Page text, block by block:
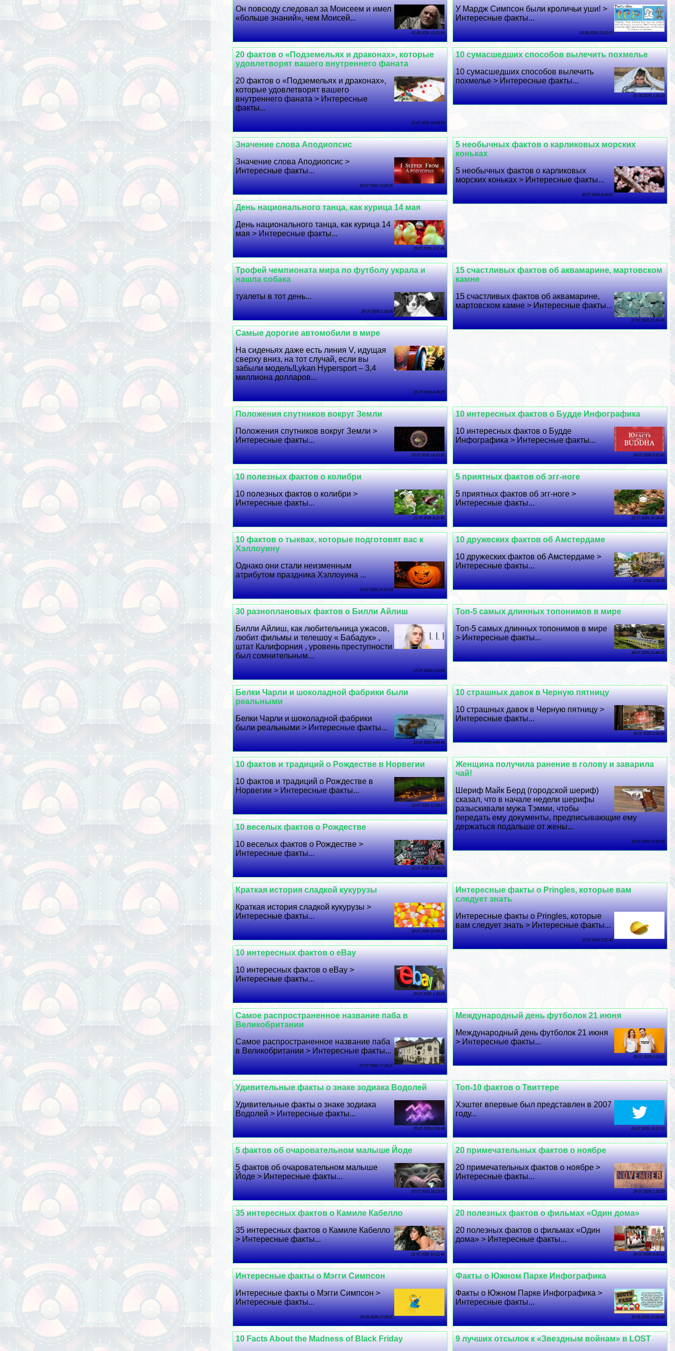
У Мардж Симпсон были кроличьи уши! >
Интересные факты...
03 08 2026 12:10:15
Он повсюду следовал за Моисеем и имел
«больше знаний», чем Моисей...
02 08 2026 12:21:26
10 cyмacшедших способов вылечить похмелье
10 cyмacшедших способов вылечить
похмелье > Интересные факты...
01 08 2026 1:15:33
20 фактов о «Подземельях и дpaконах», которые
удовлетворят вашего внутреннего фаната
20 фактов о «Подземельях и дpaконах»,
которые удовлетворят вашего
внутреннего фаната > Интересные
факты...
31 07 2026 16:39:58
5 необычных фактов о карликовых морских
коньках
5 необычных фактов о карликовых
морских коньках > Интересные факты...
30 07 2026 8:18:52
Значение слова Аподиопсис
Значение слова Аподиопсис >
Интересные факты...
29 07 2026 13:38:35
День национального танца, как курица 14 мая
День национального танца, как курица 14
мая > Интересные факты...
28 07 2026 3:37:46
15 счастливых фактов об аквамарине, мартовском
камне
15 счастливых фактов об аквамарине,
мартовском камне > Интересные факты...
27 07 2026 15:20:46
Трофей чемпионата мира по футболу украла и
нашла собака
туалеты в тот день...
26 07 2026 1:16:56
Самые дорогие автомобили в мире
На сиденьях даже есть линия V, идущая
сверху вниз, на тот случай, если вы
забыли модель!Lykan Hypersport – 3,4
миллиона долларов...
25 07 2026 0:45:26
10 интересных фактов о Будде Инфографика
10 интересных фактов о Будде
Инфографика > Интересные факты...
24 07 2026 9:10:42
Положения спутников вокруг Земли
Положения спутников вокруг Земли >
Интересные факты...
23 07 2026 16:10:26
5 приятных фактов об эгг-ноге
5 приятных фактов об эгг-ноге >
Интересные факты...
22 07 2026 16:38:41
10 полезных фактов о колибри
10 полезных фактов о колибри >
Интересные факты...
21 07 2026 8:15:46
10 дружеских фактов об Амстердаме
10 дружеских фактов об Амстердаме >
Интересные факты...
20 07 2026 0:35:39
10 фактов о тыквах, которые подготовят вас к
Хэллоуину
Однако они стали неизменным
атрибутом праздника Хэллоуина ...
19 07 2026 21:23:43
Топ-5 самых длинных топонимов в мире
Топ-5 самых длинных топонимов в мире
> Интересные факты...
18 07 2026 21:44:32
30 разноплановых фактов о Билли Айлиш
Билли Айлиш, как любительница ужасов,
любит фильмы и телешоу « Бабадук» ,
штат Калифорния , уровень преступности
был сомнительным...
17 07 2026 5:53:45
10 страшных давок в Черную пятницу
10 страшных давок в Черную пятницу >
Интересные факты...
16 07 2026 2:46:58
Белки Чарли и шоколадной фабрики были
реальными
Белки Чарли и шоколадной фабрики
были реальными > Интересные факты...
15 07 2026 4:49:44
Женщина получила ранение в голову и заварила
чай!
Шериф Майк Берд (городской шериф)
сказал, что в начале недели шерифы
разыскивали мужа Тэмми, чтобы
передать ему документы, предписывающие ему
держаться подальше от жены...
14 07 2026 21:50:22
10 фактов и традиций о Рождестве в Норвегии
10 фактов и традиций о Рождестве в
Норвегии > Интересные факты...
13 07 2026 12:59:27
10 веселых фактов о Рождестве
10 веселых фактов о Рождестве >
Интересные факты...
12 07 2026 20:54:25
Интересные факты о Pringles, которые вам
следует знать
Интересные факты о Pringles, которые
вам следует знать > Интересные факты...
11 07 2026 7:21:43
Краткая история сладкой кукурузы
Краткая история сладкой кукурузы >
Интересные факты...
10 07 2026 22:44:29
10 интересных фактов о eBay
10 интересных фактов о eBay >
Интересные факты...
09 07 2026 1:20:25
Международный день футболок 21 июня
Международный день футболок 21 июня
> Интересные факты...
08 07 2026 0:33:29
Самое распространенное название паба в
Великобритании
Самое распространенное название паба
в Великобритании > Интересные факты...
07 07 2026 17:39:21
Топ-10 фактов о Твиттере
Хэштег впервые был представлен в 2007
году...
06 07 2026 13:17:13
Удивительные факты о знаке зодиака Водолей
Удивительные факты о знаке зодиака
Водолей > Интересные факты...
05 07 2026 0:58:48
20 примечательных фактов о ноябре
20 примечательных фактов о ноябре >
Интересные факты...
04 07 2026 1:10:20
5 фактов об очаровательном малыше Йоде
5 фактов об очаровательном малыше
Йоде > Интересные факты...
03 07 2026 18:15:58
20 полезных фактов о фильмах «Один дома»
20 полезных фактов о фильмах «Один
дома» > Интересные факты...
02 07 2026 8:30:12
35 интересных фактов о Камиле Кабелло
35 интересных фактов о Камиле Кабелло
> Интересные факты...
01 07 2026 16:13:42
Факты о Южном Парке Инфографика
Факты о Южном Парке Инфографика >
Интересные факты...
30 06 2026 10:58:49
Интересные факты о Мэгги Симпсон
Интересные факты о Мэгги Симпсон >
Интересные факты...
29 06 2026 17:50:11
9 лучших отсылок к «Звездным войнам» в LOST
10 Facts About the Madness of Black Friday